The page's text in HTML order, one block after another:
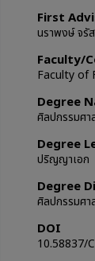
First
นราพงษ์ จรั
Faculty/
Faculty of
Degree
ศิลปกรรมศ
Degree
ปริญญาเอก
Degree
ศิลปกรรมศา
DOI
10.58837/